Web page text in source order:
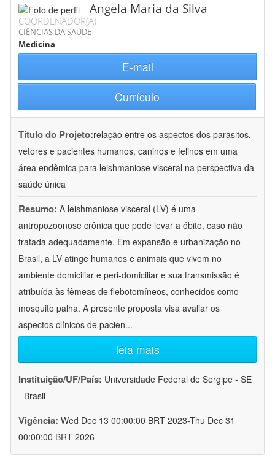
Angela Maria da Silva
COORDENADOR(A)
CIÊNCIAS DA SAÚDE
Medicina
E-mail
Currículo
Título do Projeto:relação entre os aspectos dos parasitos,
vetores e pacientes humanos, caninos e felinos em uma
área endêmica para leishmaniose visceral na perspectiva da
saúde única
Resumo: A leishmaniose visceral (LV) é uma
antropozoonose crônica que pode levar a óbito, caso não
tratada adequadamente. Em expansão e urbanização no
Brasil, a LV atinge humanos e animais que vivem no
ambiente domiciliar e peri-domiciliar e sua transmissão é
atribuída às fêmeas de flebotomíneos, conhecidos como
mosquito palha. A presente proposta visa avaliar os
aspectos clínicos de pacien...
leia mais
Instituição/UF/País: Universidade Federal de Sergipe - SE
- Brasil
Vigência: Wed Dec 13 00:00:00 BRT 2023-Thu Dec 31
00:00:00 BRT 2026